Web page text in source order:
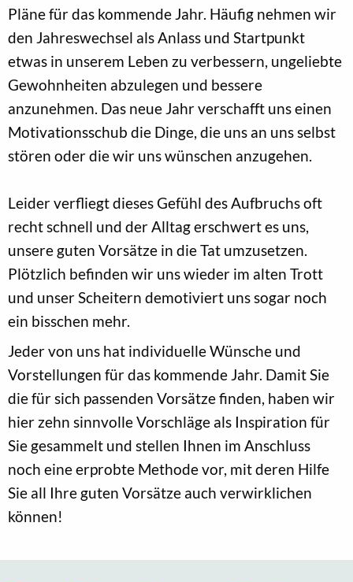
Pläne für das kommende Jahr. Häufig nehmen wir
den Jahreswechsel als Anlass und Startpunkt
etwas in unserem Leben zu verbessern, ungeliebte
Gewohnheiten abzulegen und bessere
anzunehmen. Das neue Jahr verschafft uns einen
Motivationsschub die Dinge, die uns an uns selbst
stören oder die wir uns wünschen anzugehen.
Leider verfliegt dieses Gefühl des Aufbruchs oft
recht schnell und der Alltag erschwert es uns,
unsere guten Vorsätze in die Tat umzusetzen.
Plötzlich befinden wir uns wieder im alten Trott
und unser Scheitern demotiviert uns sogar noch
ein bisschen mehr.
Jeder von uns hat individuelle Wünsche und
Vorstellungen für das kommende Jahr. Damit Sie
die für sich passenden Vorsätze finden, haben wir
hier zehn sinnvolle Vorschläge als Inspiration für
Sie gesammelt und stellen Ihnen im Anschluss
noch eine erprobte Methode vor, mit deren Hilfe
Sie all Ihre guten Vorsätze auch verwirklichen
können!